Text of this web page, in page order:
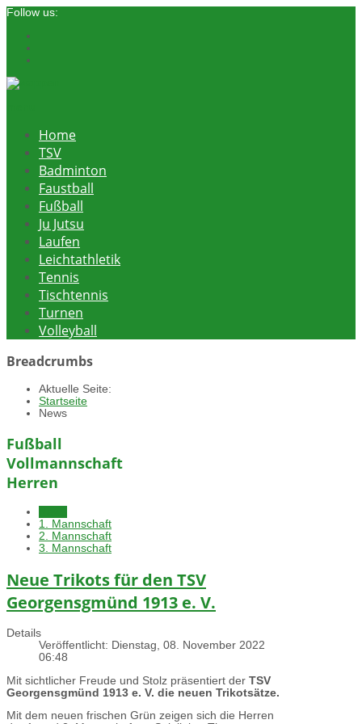
Follow us:
Home
TSV
Badminton
Faustball
Fußball
Ju Jutsu
Laufen
Leichtathletik
Tennis
Tischtennis
Turnen
Volleyball
Breadcrumbs
Aktuelle Seite:
Startseite
News
Fußball
Vollmannschaft
Herren
1. Mannschaft
2. Mannschaft
3. Mannschaft
Neue Trikots für den TSV
Georgensgmünd 1913 e. V.
Details
Veröffentlicht: Dienstag, 08. November 2022
06:48
Mit sichtlicher Freude und Stolz präsentiert der TSV
Georgensgmünd 1913 e. V. die neuen Trikotsätze.
Mit dem neuen frischen Grün zeigen sich die Herren